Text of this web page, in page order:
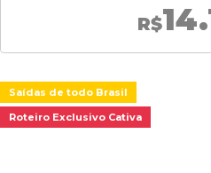
R$
Saídas de todo Brasil
Roteiro Exclusivo Cativa